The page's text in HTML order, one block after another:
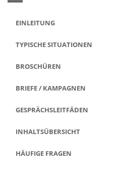
EINLEITUNG
TYPISCHE SITUATIONEN
BROSCHÜREN
BRIEFE / KAMPAGNEN
GESPRÄCHSLEITFÄDEN
INHALTSÜBERSICHT
HÄUFIGE FRAGEN